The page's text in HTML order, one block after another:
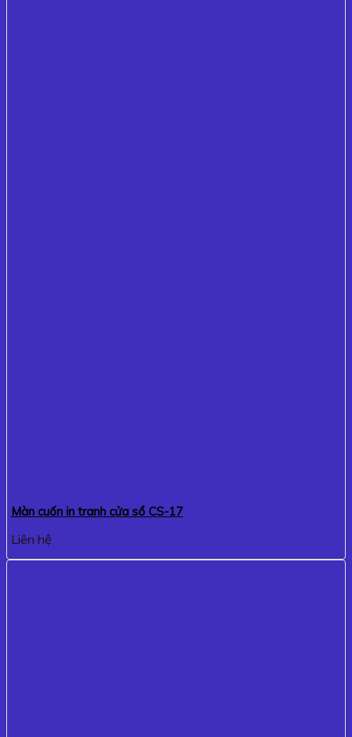
Màn cuốn in tranh cửa sổ CS-17
Liên hệ